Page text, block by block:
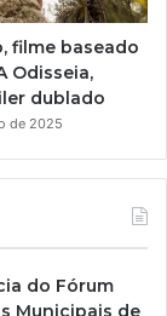
filme baseado
Odisseia,
dublado
de 2025
do Fórum
Municipais de